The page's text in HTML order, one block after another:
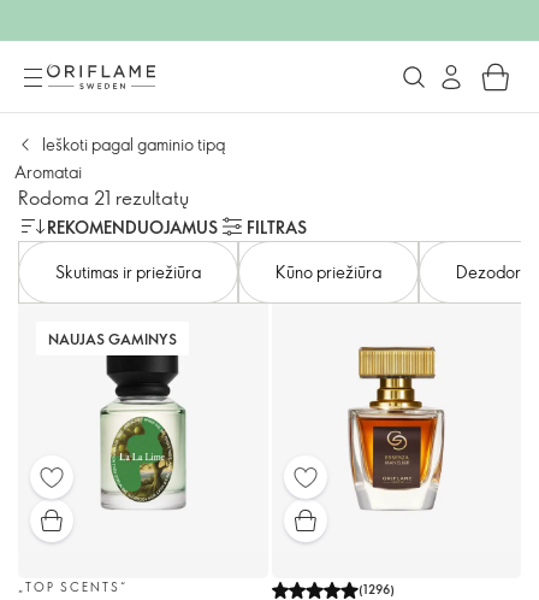
Ieškoti pagal gaminio tipą
Aromatai
Rodoma 21 rezultatų
REKOMENDUOJAMUS
FILTRAS
Skutimas ir priežiūra
Kūno priežiūra
NAUJAS GAMINYS
„TOP SCENTS“ (1296)